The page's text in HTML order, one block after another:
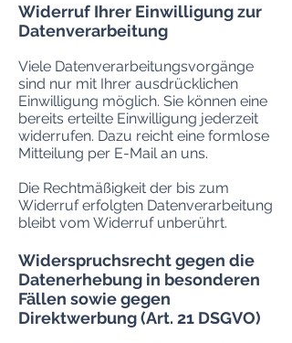
Widerruf Ihrer Einwilligung zur
Datenverarbeitung
Viele Datenverarbeitungsvorgänge
sind nur mit Ihrer ausdrücklichen
Einwilligung möglich. Sie können eine
bereits erteilte Einwilligung jederzeit
widerrufen. Dazu reicht eine formlose
Mitteilung per E-Mail an uns.
Die Rechtmäßigkeit der bis zum
Widerruf erfolgten Datenverarbeitung
bleibt vom Widerruf unberührt.
Widerspruchsrecht gegen die
Datenerhebung in besonderen
Fällen sowie gegen
Direktwerbung (Art. 21 DSGVO)